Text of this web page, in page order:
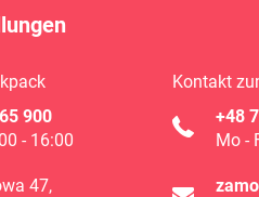
900
- 16:00
47,
Kontakt
+48
Mo -